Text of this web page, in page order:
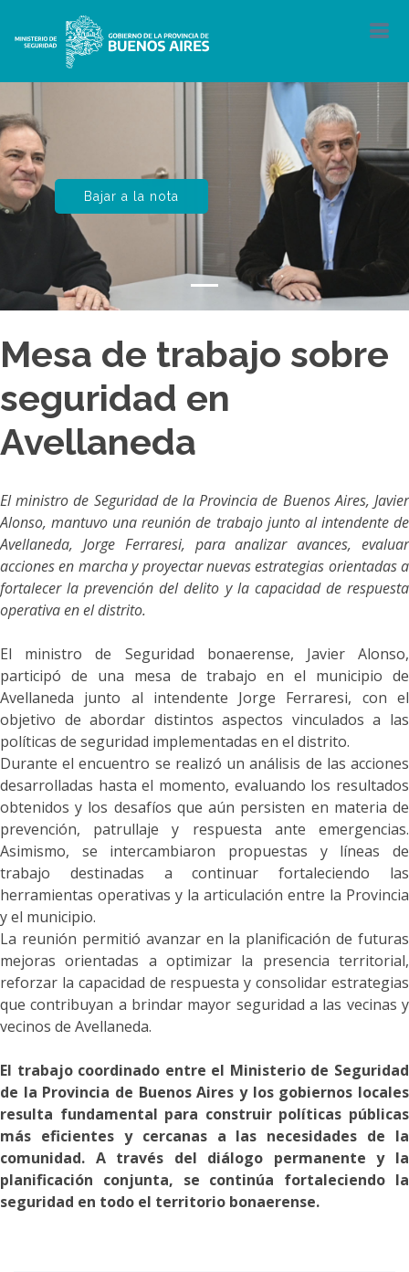
Bajar a la nota
Mesa de trabajo sobre
seguridad en
Avellaneda
El ministro de Seguridad de la Provincia de Buenos Aires, Javier
Alonso, mantuvo una reunión de trabajo junto al intendente de
Avellaneda, Jorge Ferraresi, para analizar avances, evaluar
acciones en marcha y proyectar nuevas estrategias orientadas a
fortalecer la prevención del delito y la capacidad de respuesta
operativa en el distrito.
El ministro de Seguridad bonaerense, Javier Alonso,
participó de una mesa de trabajo en el municipio de
Avellaneda junto al intendente Jorge Ferraresi, con el
objetivo de abordar distintos aspectos vinculados a las
políticas de seguridad implementadas en el distrito.
Durante el encuentro se realizó un análisis de las acciones
desarrolladas hasta el momento, evaluando los resultados
obtenidos y los desafíos que aún persisten en materia de
prevención, patrullaje y respuesta ante emergencias.
Asimismo, se intercambiaron propuestas y líneas de
trabajo destinadas a continuar fortaleciendo las
herramientas operativas y la articulación entre la Provincia
y el municipio.
La reunión permitió avanzar en la planificación de futuras
mejoras orientadas a optimizar la presencia territorial,
reforzar la capacidad de respuesta y consolidar estrategias
que contribuyan a brindar mayor seguridad a las vecinas y
vecinos de Avellaneda.
El trabajo coordinado entre el Ministerio de Seguridad
de la Provincia de Buenos Aires y los gobiernos locales
resulta fundamental para construir políticas públicas
más eficientes y cercanas a las necesidades de la
comunidad. A través del diálogo permanente y la
planificación conjunta, se continúa fortaleciendo la
seguridad en todo el territorio bonaerense.​